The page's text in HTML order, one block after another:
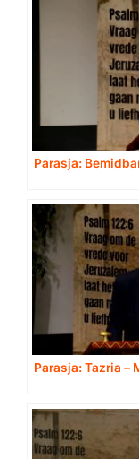
Parasja:
Parasja: Tazria –